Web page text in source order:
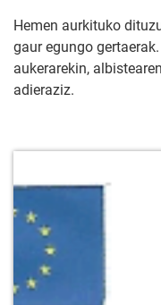
Hemen aurkituko
gaur egungo
aukerarekin,
adieraziz.